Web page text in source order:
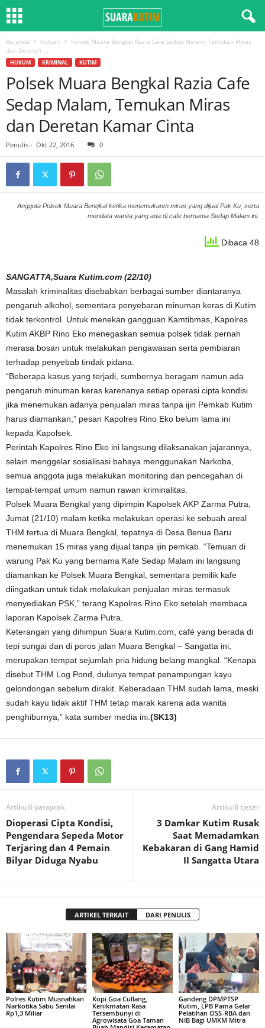
Beranda hukum
Polsek Muara Bengkal Razia Cafe Sedap Malam, Temukan Miras
dan Deretan ...
HUKUM KRIMINAL KUTIM
Polsek Muara Bengkal Razia Cafe
Sedap Malam, Temukan Miras
dan Deretan Kamar Cinta
Penulis - Okt 22, 2016 0
Anggota Polsek Muara Bengkal ketika menemukanm miras yang dijual Pak Ku, serta
mendata wanita yang ada di cafe bernama Sedap Malam ini.
Dibaca 48
SANGATTA,Suara Kutim.com (22/10)
Masalah kriminalitas disebabkan berbagai sumber diantaranya
pengaruh alkohol, sementara penyebaran minuman keras di Kutim
tidak terkontrol. Untuk menekan gangguan Kamtibmas, Kapolres
Kutim AKBP Rino Eko menegaskan semua polsek tidak pernah
merasa bosan untuk melakukan pengawasan serta pembiaran
terhadap penyebab tindak pidana.
“Beberapa kasus yang terjadi, sumbernya beragam namun ada
pengaruh minuman keras karenanya setiap operasi cipta kondisi
jika menemukan adanya penjualan miras tanpa ijin Pemkab Kutim
harus diamankan,” pesan Kapolres Rino Eko belum lama ini
kepada Kapolsek.
Perintah Kapolres Rino Eko ini langsung dilaksanakan jajarannya,
selain menggelar sosialisasi bahaya menggunakan Narkoba,
semua anggota juga melakukan monitoring dan pencegahan di
tempat-tempat umum namun rawan kriminalitas.
Polsek Muara Bengkal yang dipimpin Kapolsek AKP Zarma Putra,
Jumat (21/10) malam ketika melakukan operasi ke sebuah areal
THM tertua di Muara Bengkal, tepatnya di Desa Benua Baru
menemukan 15 miras yang dijual tanpa ijin pemkab. “Temuan di
warung Pak Ku yang bernama Kafe Sedap Malam ini langsung
diamankan ke Polsek Muara Bengkal, sementara pemilik kafe
diingatkan untuk tidak melakukan penjualan miras termasuk
menyediakan PSK,” terang Kapolres Rino Eko setelah membaca
laporan Kapolsek Zarma Putra.
Keterangan yang dihimpun Suara Kutim.com, café yang berada di
tepi sungai dan di poros jalan Muara Bengkal – Sangatta ini,
merupakan tempat sejumlah pria hidung belang mangkal. “Kenapa
disebut THM Log Pond, dulunya tempat penampungan kayu
gelondongan sebelum dirakit. Keberadaan THM sudah lama, meski
sudah kayu tidak aktif THM tetap marak karena ada wanita
penghiburnya,” kata sumber media ini. (SK13)
Artikulli paraprak
Dioperasi Cipta Kondisi,
Pengendara Sepeda Motor
Terjaring dan 4 Pemain
Bilyar Diduga Nyabu
Artikulli tjetër
3 Damkar Kutim Rusak
Saat Memadamkan
Kebakaran di Gang Hamid
II Sangatta Utara
ARTIKEL TERKAIT DARI PENULIS
Polres Kutim Musnahkan
Narkotika Sabu Senilai
Rp1,3 Miliar
Kopi Goa Cullang,
Kenikmatan Rasa
Tersembunyi di
Agrowisata Goa Taman
Gandeng DPMPTSP
Kutim, LPB Pama Gelar
Pelatihan OSS-RBA dan
NIB Bagi UMKM Mitra